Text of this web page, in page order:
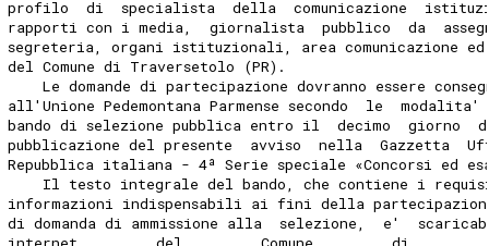
profilo  di  specialista  della  comunicazione
rapporti con i media,  giornalista  pubblico  da
segreteria, organi istituzionali, area comunicazione
del Comune di Traversetolo (PR).
Le domande di partecipazione dovranno essere
all'Unione Pedemontana Parmense secondo  le
bando di selezione pubblica entro il  decimo  giorno
pubblicazione del presente  avviso  nella  Gazzetta
Repubblica italiana - 4ª Serie speciale «Concorsi ed
Il testo integrale del bando, che contiene i
informazioni indispensabili ai fini della
di domanda di ammissione alla  selezione,  e'